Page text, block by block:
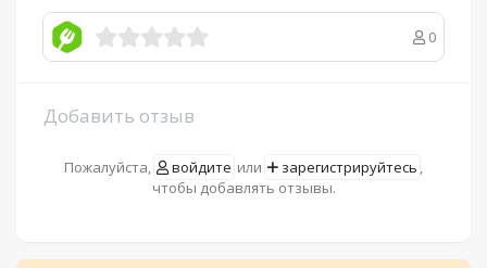
0
Добавить отзыв
Пожалуйста, войдите или зарегистрируйтесь ,
чтобы добавлять отзывы.